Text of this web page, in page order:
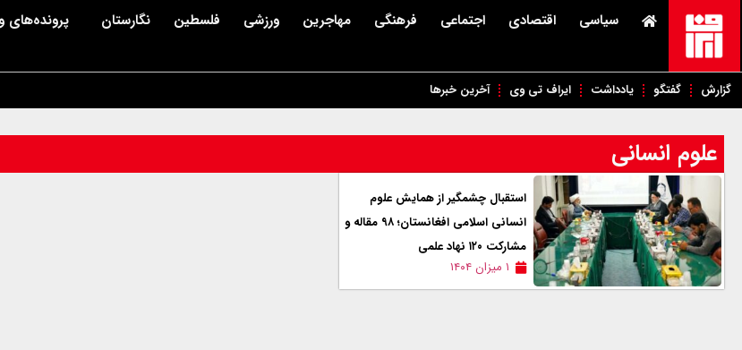
سیاسی اقتصادی اجتماعی فرهنگی مهاجرین ورزشی فلسطین نگارستان پرونده‌های
گزارش گفتگو یادداشت ایراف تی وی آخرین خبرها
علوم انسانی
استقبال چشمگیر از همایش علوم
انسانی اسلامی افغانستان؛ ۹۸ مقاله و
مشارکت ۱۲۰ نهاد علمی
۱ میزان ۱۴۰۴